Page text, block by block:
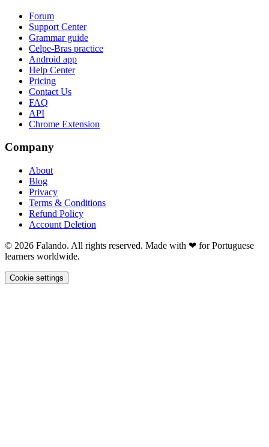
Forum
Support Center
Grammar guide
Celpe-Bras practice
Android app
Help Center
Pricing
Contact Us
FAQ
API
Chrome Extension
Company
About
Blog
Privacy
Terms & Conditions
Refund Policy
Account Deletion
© 2026 Falando. All rights reserved. Made with ❤ for Portuguese
learners worldwide.
Cookie settings